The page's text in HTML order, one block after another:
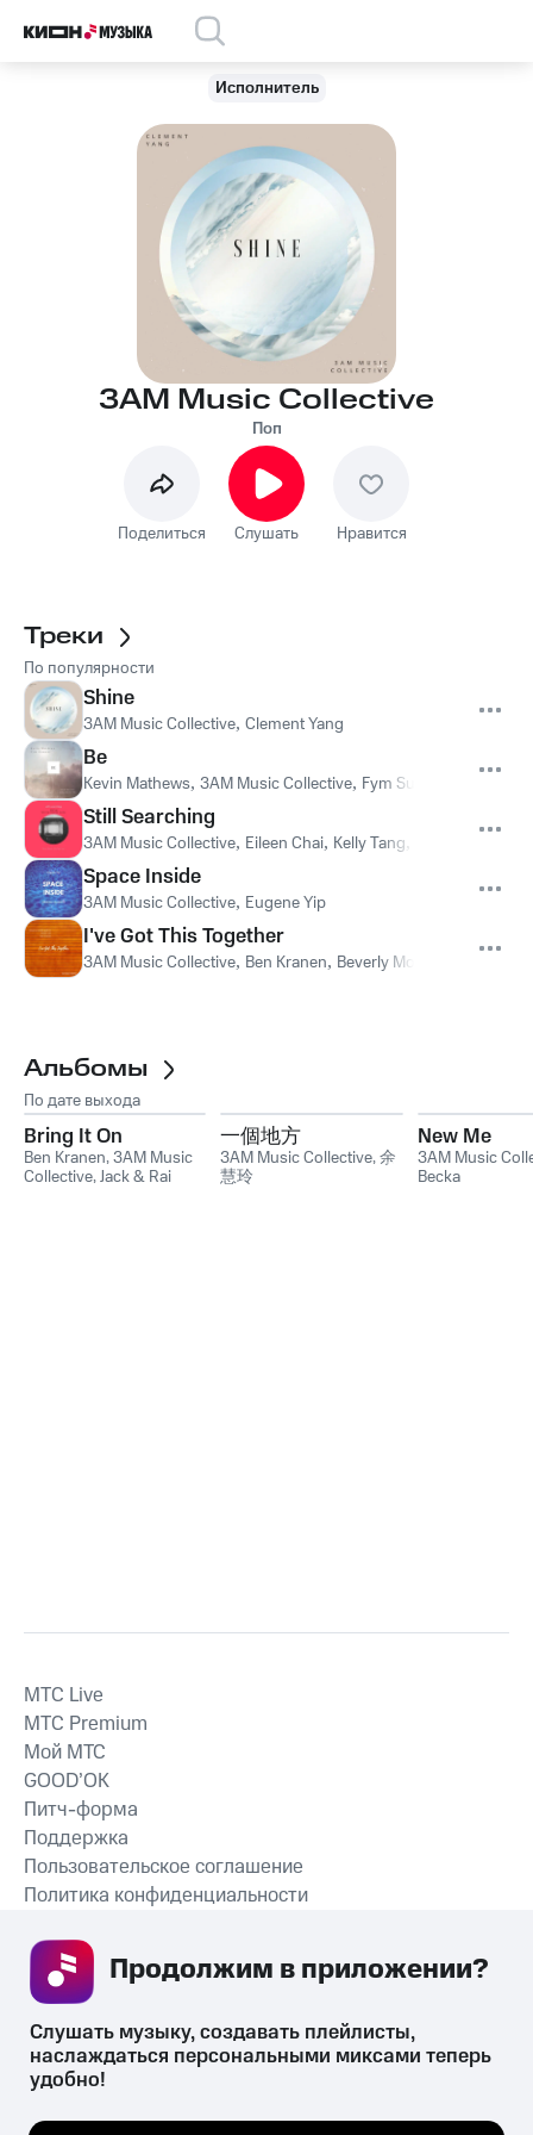
Исполнитель
3AM Music Collective
Поп
Поделиться Слушать Нравится
Треки
По популярности
Shine
3AM Music Collective, Clement Yang
Be
Kevin Mathews, 3AM Music Collective, Fym Summer
Still Searching
3AM Music Collective, Eileen Chai, Kelly Tang,
Space Inside
3AM Music Collective, Eugene Yip
I've Got This Together
3AM Music Collective, Ben Kranen, Beverly Morata Grafton
Альбомы
По дате выхода
Bring It On
Ben Kranen,3AM Music
Collective,Jack & Rai
一個地方
3AM Music Collective,余
慧玲
New Me
3AM Music
Becka
СКАЧАТЬ ПРИЛОЖЕНИЕ
MTС Live
MTС Premium
Мой МТС
GOOD’OK
Питч-форма
Поддержка
Пользовательское соглашение
Политика конфиденциальности
психотропных веществ, их аналогов причиняет вред здоровью,
Слушать музыку, создавать плейлисты,
наслаждаться персональными миксами теперь
удобно!